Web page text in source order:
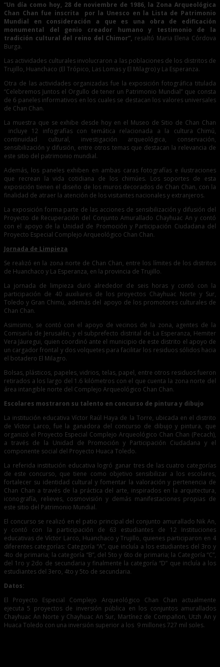
“Un día como hoy, 28 de noviembre de 1986, la Zona Arqueológica
Chan Chan fue inscrita por la Unesco en la Lista de Patrimonio
Mundial en consideración a que es una obra de edificación
monumental del genio creador humano y testimonio de la
tradición cultural del reino del Chimor”, resaltó Maria Elena Córdova
Burga.
Las actividades culturales involucraron a las poblaciones de los distritos de
Trujillo, Huanchaco (El Trópico, Las Lomas y El Milagro) y La Esperanza.
Otra de las actividades organizadas fue la exposición fotográfica titulada
“Celebremos Juntos el Orgullo de tener un Patrimonio Mundial” que consta
de 6 paneles informativos en los cuales se destacan los valores universales
de Chan Chan.
La muestra que se exhibe desde hoy en el Museo de Sitio de Chan Chan
incluye 12 infografías con temática relacionada a la cultura Chimú,
continuidad cultural, investigación arqueológica, conservación,
sensibilización y difusión, entre otros temas que destacan la relevancia de
este sitio del patrimonio mundial.
Además, los paneles exhiben en ambas caras fotografías e ilustraciones
que recrean la vida cotidiana de los chimúes. Los soportes de esta
exposición tienen el diseño de los muros decorados de Chan Chan, con la
finalidad de atraer la atención de los visitantes nacionales y extranjeros.
La exposición forma parte de las acciones de sensibilización y difusión del
Proyecto de Recuperación del Conjunto Amurallado Chayhuac An y contó
con el apoyo de la Unidad de Promoción y Participación Ciudadana del
Proyecto Especial Complejo Arqueológico Chan Chan.
Jornada de Limpieza
Se realizó en la zona norte de Chan Chan, entre los límites de los distritos
de Huanchaco y La Esperanza, en la provincia de Trujillo.
La jornada de limpieza duró alrededor de seis horas y contó con la
participación de 40 auxiliares de los proyectos Chayhuac Norte y Sur,
Toledo y Gran Chimú, además del apoyo de los promotores culturales de
Chan Chan.
Asimismo, se contó con el apoyo de vecinos de la zona, agentes de la
Comisaría de Jerusalén, y el subprefecto distrital de La Esperanza, Hemiter
Vera Jáuregui, quien coordinó ante el municipio de este distrito el apoyo de
un cargador frontal y dos volquetes para facilitar los residuos sólidos hacia
el botadero El Milagro.
Bolsas, plásticos, papeles, vidrios, telas, papel, entre otros residuos fueron
retirados a los largo del 1.6 kilómetros con el que cuenta la zona norte del
área intangible norte del Complejo Arqueológico Chan Chan.
Escolares mostraron su talento en concurso de pintura y dibujo
La institución educativa Víctor Raúl Haya de la Torre, ubicada en el distrito
de Víctor Larco, fue la ganadora del concurso de dibujo y pintura, que
organizó el Proyecto Especial Complejo Arqueológico Chan Chan (Pecach),
a través de la Unidad de Promoción y Participación Ciudadana y el
componente social del Proyecto Huaca Toledo.
La referida institución educativa logró ganar tres de las cuatro categorías
de este concurso, que tiene como objetivo sensibilizar a los escolares,
fortalecer su identidad cultural y fomentar la valoración y pertenencia de
Chan Chan a través de la práctica del arte, inspirados en la arquitectura,
iconografía, relieves, cosmovisión y demás manifestaciones propias de
este sitio del Patrimonio Mundial.
El concurso se realizó en el patio principal del conjunto amurallado Nik An,
y contó con la participación de 63 estudiantes de 12 Instituciones
educativas de Víctor Larco, Huanchaco y Trujillo, quienes participaron en 4
diferentes categorías: Categoría “A”, que incluía a los estudiantes del 3ro y
4to de primaria; la categoría “B”, del 5to y 6to de primaria; la Categoría “C”,
del 1ro y 2do de secundaria y finalmente la categoría “D” que incluía a los
estudiantes del 3ero, 4to y 5to de secundaria.
Datos:
El Proyecto Especial Complejo Arqueológico Chan Chan actualmente
ejecuta 5 proyectos de inversión pública en los conjuntos amurallados
Chayhuac An Norte y Chayhuac An Sur, Martínez de Compañon, Utzh An y
Huaca Toledo con una inversión superior a los 9 millones 727 mil soles.